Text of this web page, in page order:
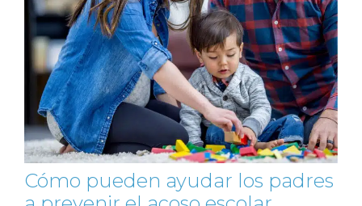
Cómo pueden ayudar los padres